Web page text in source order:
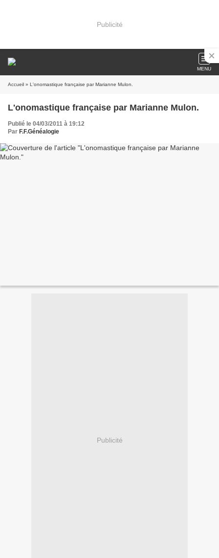
Publicité
MENU
Accueil » L'onomastique française par Marianne Mulon.
L'onomastique française par Marianne Mulon.
Publié le 04/03/2011 à 19:12
Par F.F.Généalogie
Publicité